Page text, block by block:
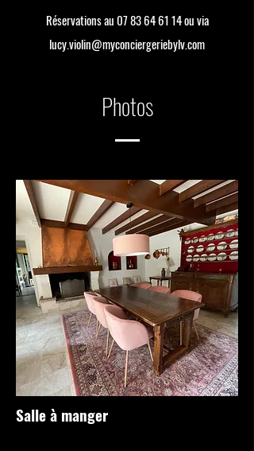
Réservations au07 83 64 61 14ou via
lucy.violin@myconciergeriebylv.com
Photos
Salle à manger